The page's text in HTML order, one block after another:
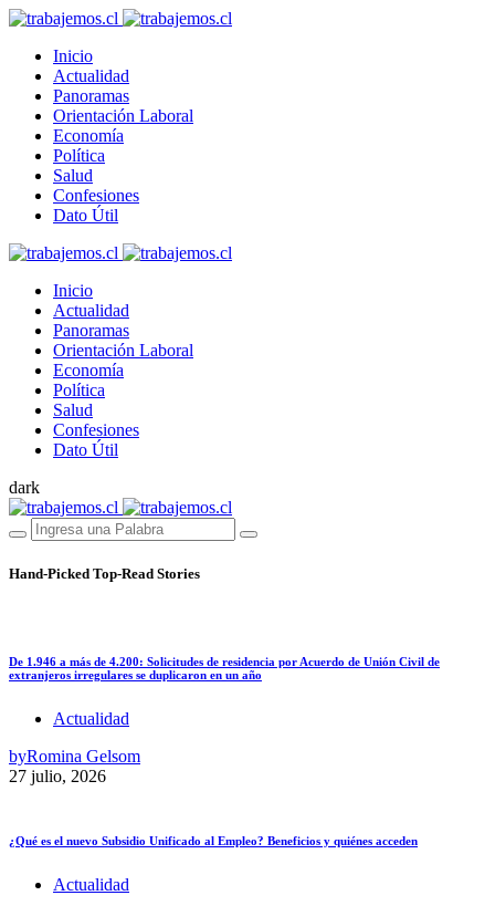
Inicio
Actualidad
Panoramas
Orientación Laboral
Economía
Política
Salud
Confesiones
Dato Útil
Inicio
Actualidad
Panoramas
Orientación Laboral
Economía
Política
Salud
Confesiones
Dato Útil
dark
Hand-Picked Top-Read Stories
De 1.946 a más de 4.200: Solicitudes de residencia por Acuerdo de Unión Civil de
extranjeros irregulares se duplicaron en un año
Actualidad
byRomina Gelsom
27 julio, 2026
¿Qué es el nuevo Subsidio Unificado al Empleo? Beneficios y quiénes acceden
Actualidad